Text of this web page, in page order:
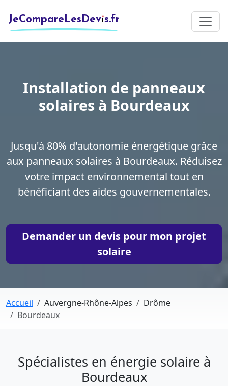
JeCompareLesDevis.fr
Installation de panneaux
solaires à Bourdeaux
Jusqu'à 80% d'autonomie énergétique grâce
aux panneaux solaires à Bourdeaux. Réduisez
votre impact environnemental tout en
bénéficiant des aides gouvernementales.
Demander un devis pour mon projet
solaire
Accueil Auvergne-Rhône-Alpes
Drôme
Bourdeaux
Spécialistes en énergie solaire à
Bourdeaux